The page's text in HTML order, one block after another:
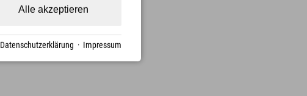
Alle akzeptieren
Datenschutzerklärung · Impressum